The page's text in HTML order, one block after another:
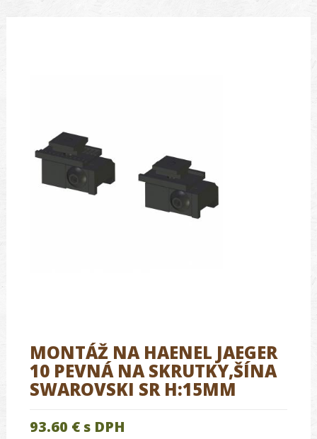
MONTÁŽ NA HAENEL JAEGER
10 PEVNÁ NA SKRUTKY,ŠÍNA
SWAROVSKI SR H:15MM
93.60 € s DPH